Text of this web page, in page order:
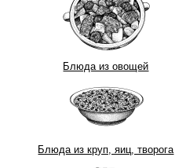
Блюда из овощей
Блюда из круп, яиц, творога